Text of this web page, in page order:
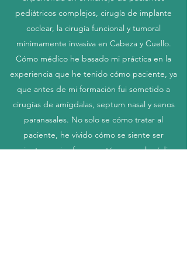
pediátricos complejos, cirugía de implante
coclear, la cirugía funcional y tumoral
mínimamente invasiva en Cabeza y Cuello.
Cómo médico he basado mi práctica en la
experiencia que he tenido cómo paciente, ya
que antes de mi formación fui sometido a
cirugías de amígdalas, septum nasal y senos
paranasales. No solo se cómo tratar al
paciente, he vivido cómo se siente ser
paciente, y mi esfuerzo está en ser el médico